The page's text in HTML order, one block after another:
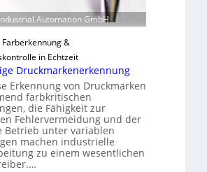
g
u
s
Automation GmbH
Farberkennung &
in Echtzeit
Druckmarkenerkennung
Erkennung von Druckmarken
farbkritischen
die Fähigkeit zur
Fehlervermeidung und der
Betrieb unter variablen
machen industrielle
zu einem wesentlichen